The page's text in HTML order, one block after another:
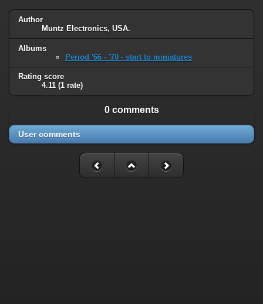
Author
Muntz Electronics, USA.
Albums
Period '66 - '70 - start to miniatures
Rating score
4.11 (1 rate)
0 comments
User comments